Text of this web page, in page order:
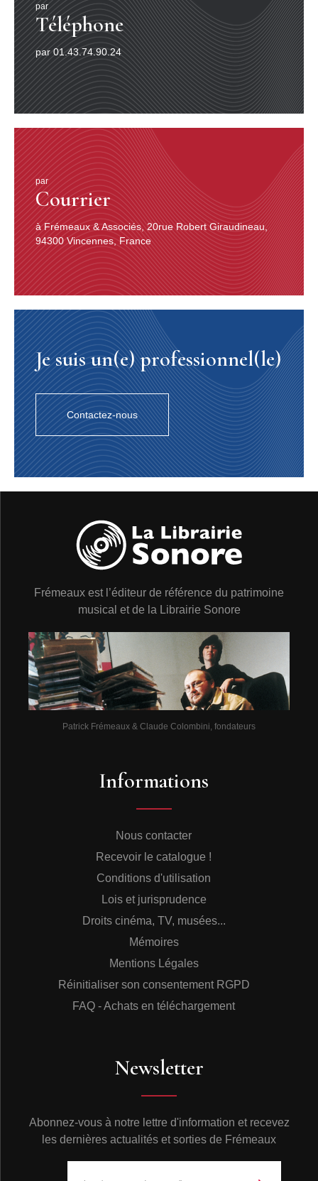
par
Téléphone
par 01.43.74.90.24
par
Courrier
à Frémeaux & Associés, 20rue Robert Giraudineau,
94300 Vincennes, France
Je suis un(e) professionnel(le)
Contactez-nous
Frémeaux est l’éditeur de référence du patrimoine
musical et de la Librairie Sonore
Patrick Frémeaux & Claude Colombini, fondateurs
Informations
Nous contacter
Recevoir le catalogue !
Conditions d'utilisation
Lois et jurisprudence
Droits cinéma, TV, musées...
Mémoires
Mentions Légales
Réinitialiser son consentement RGPD
FAQ - Achats en téléchargement
Newsletter
Abonnez-vous à notre lettre d'information et recevez
les dernières actualités et sorties de Frémeaux